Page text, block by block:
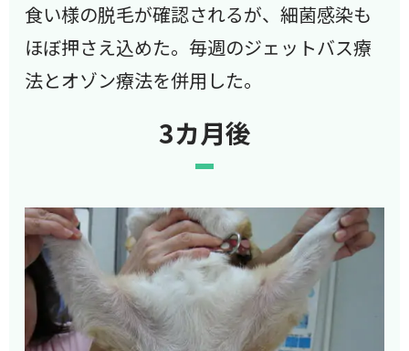
食い様の脱毛が確認されるが、細菌感染も
ほぼ押さえ込めた。毎週のジェットバス療
法とオゾン療法を併用した。
3カ月後